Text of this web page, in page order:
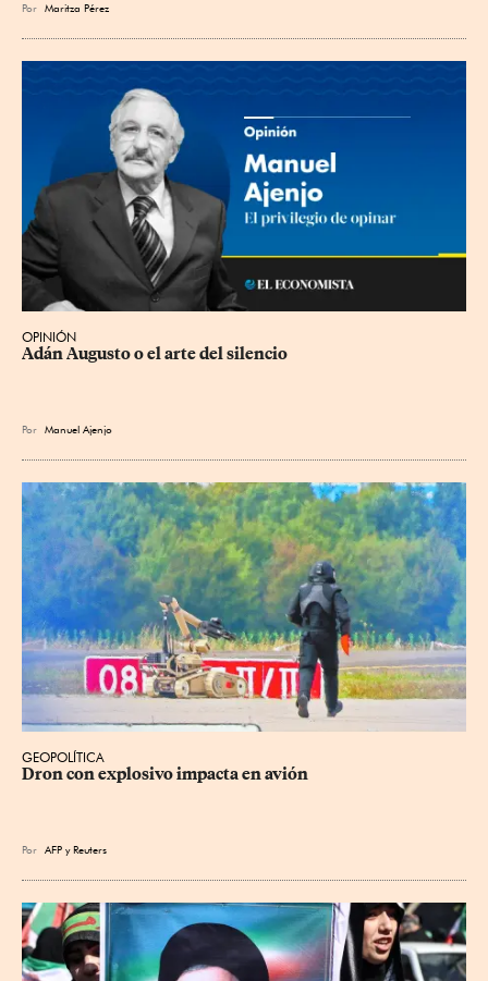
Por Maritza Pérez
OPINIÓN
Adán Augusto o el arte del silencio
Por Manuel Ajenjo
GEOPOLÍTICA
Dron con explosivo impacta en avión
Por AFP yReuters